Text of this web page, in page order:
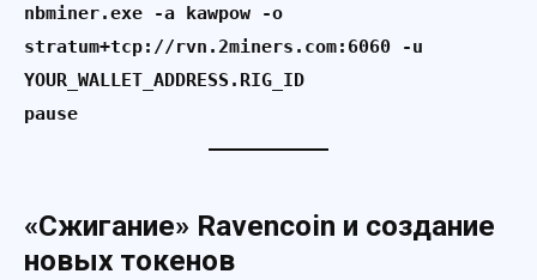
nbminer.exe -a kawpow -o
stratum+tcp://rvn.2miners.com:6060 -u
YOUR_WALLET_ADDRESS.RIG_ID
pause
«Сжигание» Ravencoin и создание
новых токенов